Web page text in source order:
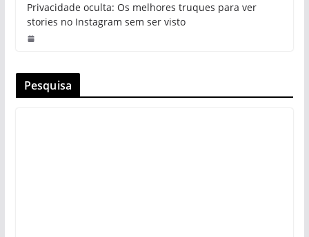
Privacidade oculta: Os melhores truques para ver
stories no Instagram sem ser visto
Pesquisa